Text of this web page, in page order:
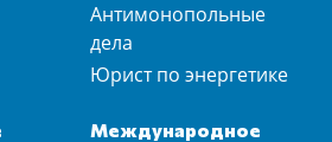
Антимонопольные
дела
Юрист по энергетике
Международное